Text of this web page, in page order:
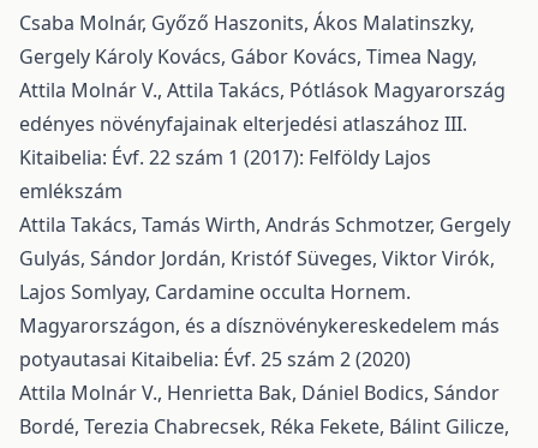
Csaba Molnár, Győző Haszonits, Ákos Malatinszky,
Gergely Károly Kovács, Gábor Kovács, Timea Nagy,
Attila Molnár V., Attila Takács, Pótlások Magyarország
edényes növényfajainak elterjedési atlaszához III.
Kitaibelia: Évf. 22 szám 1 (2017): Felföldy Lajos
emlékszám
Attila Takács, Tamás Wirth, András Schmotzer, Gergely
Gulyás, Sándor Jordán, Kristóf Süveges, Viktor Virók,
Lajos Somlyay, Cardamine occulta Hornem.
Magyarországon, és a dísznövénykereskedelem más
potyautasai Kitaibelia: Évf. 25 szám 2 (2020)
Attila Molnár V., Henrietta Bak, Dániel Bodics, Sándor
Bordé, Terezia Chabrecsek, Réka Fekete, Bálint Gilicze,